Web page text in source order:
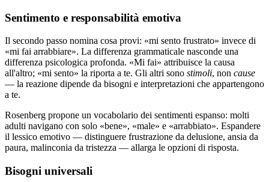
Sentimento e responsabilità emotiva
Il secondo passo nomina cosa provi: «mi sento frustrato» invece di
«mi fai arrabbiare». La differenza grammaticale nasconde una
differenza psicologica profonda. «Mi fai» attribuisce la causa
all'altro; «mi sento» la riporta a te. Gli altri sono stimoli, non cause
— la reazione dipende da bisogni e interpretazioni che appartengono
a te.
Rosenberg propone un vocabolario dei sentimenti espanso: molti
adulti navigano con solo «bene», «male» e «arrabbiato». Espandere
il lessico emotivo — distinguere frustrazione da delusione, ansia da
paura, malinconia da tristezza — allarga le opzioni di risposta.
Bisogni universali